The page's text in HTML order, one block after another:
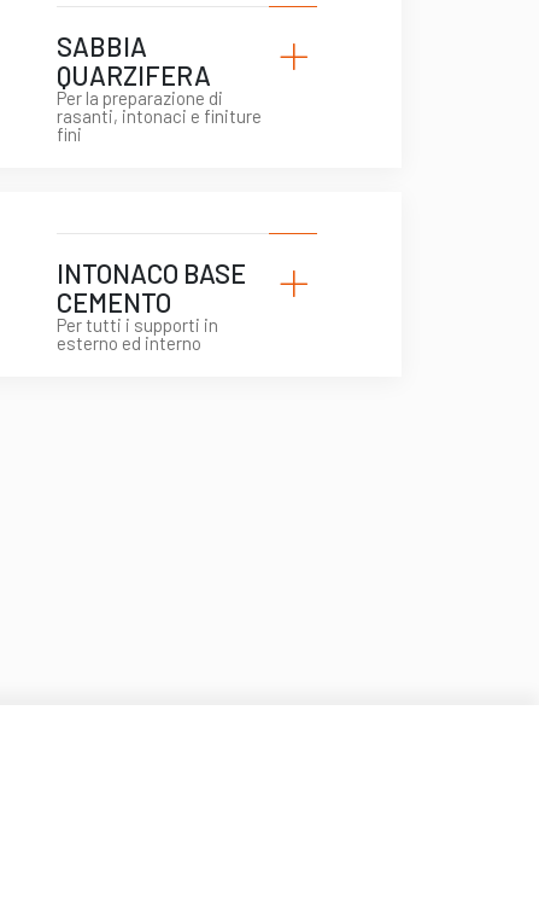
SABBIA
QUARZIFERA
Per la preparazione di
rasanti, intonaci e finiture
fini
+
INTONACO BASE
CEMENTO
Per tutti i supporti in
esterno ed interno
+